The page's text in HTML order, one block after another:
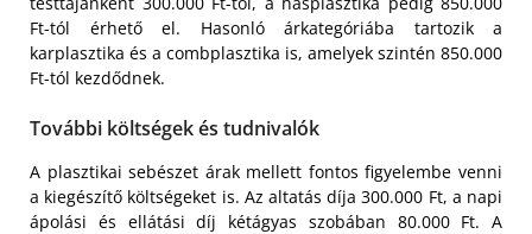
Ft-tól érhető el. Hasonló árkategóriába tartozik a
karplasztika és a combplasztika is, amelyek szintén 850.000
Ft-tól kezdődnek.
További költségek és tudnivalók
A plasztikai sebészet árak mellett fontos figyelembe venni
a kiegészítő költségeket is. Az altatás díja 300.000 Ft, a napi
ápolási és ellátási díj kétágyas szobában 80.000 Ft. A